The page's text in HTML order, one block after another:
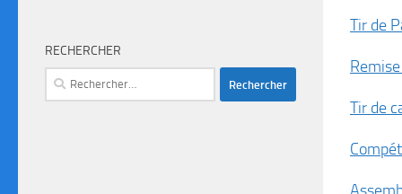
Tir de
Tir de
RECHERCHER